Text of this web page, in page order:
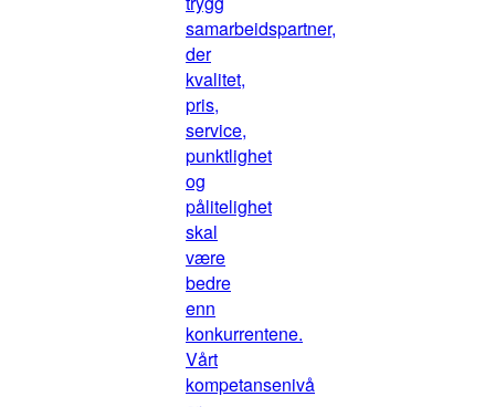
samarbeidspartner,
der
kvalitet,
pris,
service,
punktlighet
og
pålitelighet
skal
være
bedre
enn
konkurrentene.
Vårt
kompetansenivå